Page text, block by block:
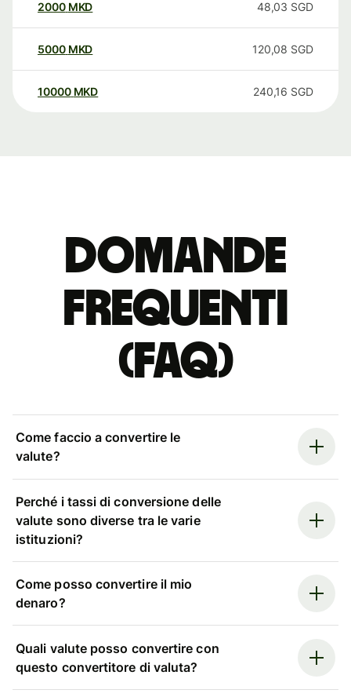
2000 MKD 48,03 SGD
5000 MKD 120,08 SGD
10000 MKD 240,16 SGD
Domande
Frequenti
(FAQ)
Come faccio a convertire le
valute?
Perché i tassi di conversione delle
valute sono diverse tra le varie
istituzioni?
Come posso convertire il mio
denaro?
Quali valute posso convertire con
questo convertitore di valuta?